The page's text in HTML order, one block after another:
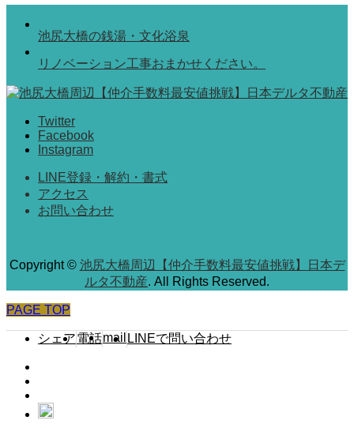
池尻大橋の銭湯・文化浴泉
リノベーション工事おまかせください。
Twitter
Facebook
Instagram
LINE登録・解約・書式
アクセス
お問い合わせ
Copyright© 池尻大橋周辺【仲介手数料最安値挑戦】日本デ
ルタ不動産. All Rights Reserved.
PAGE TOP
シェア電話mail LINEで問い合わせ